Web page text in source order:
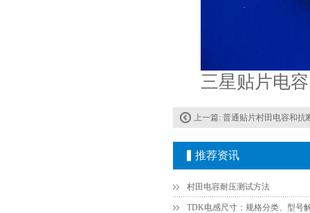
三星贴片电容
上一篇: 普通贴片村田电容和抗断村
推荐资讯
村田电容耐压测试方法
TDK电感尺寸：规格分类、型号